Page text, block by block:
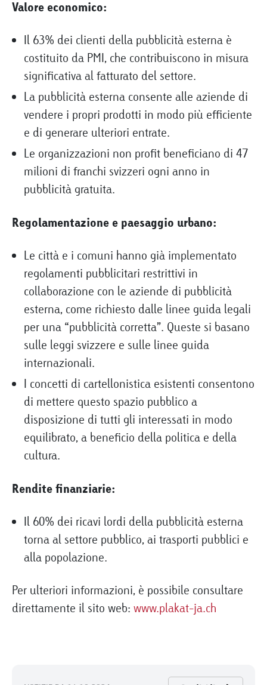
Valore economico:
Il 63% dei clienti della pubblicità esterna è
costituito da PMI, che contribuiscono in misura
significativa al fatturato del settore.
La pubblicità esterna consente alle aziende di
vendere i propri prodotti in modo più efficiente
e di generare ulteriori entrate.
Le organizzazioni non profit beneficiano di 47
milioni di franchi svizzeri ogni anno in
pubblicità gratuita.
Regolamentazione e paesaggio urbano:
Le città e i comuni hanno già implementato
regolamenti pubblicitari restrittivi in
collaborazione con le aziende di pubblicità
esterna, come richiesto dalle linee guida legali
per una “pubblicità corretta”. Queste si basano
sulle leggi svizzere e sulle linee guida
internazionali.
I concetti di cartellonistica esistenti consentono
di mettere questo spazio pubblico a
disposizione di tutti gli interessati in modo
equilibrato, a beneficio della politica e della
cultura.
Rendite finanziarie:
Il 60% dei ricavi lordi della pubblicità esterna
torna al settore pubblico, ai trasporti pubblici e
alla popolazione.
Per ulteriori informazioni, è possibile consultare
direttamente il sito web: www.plakat-ja.ch